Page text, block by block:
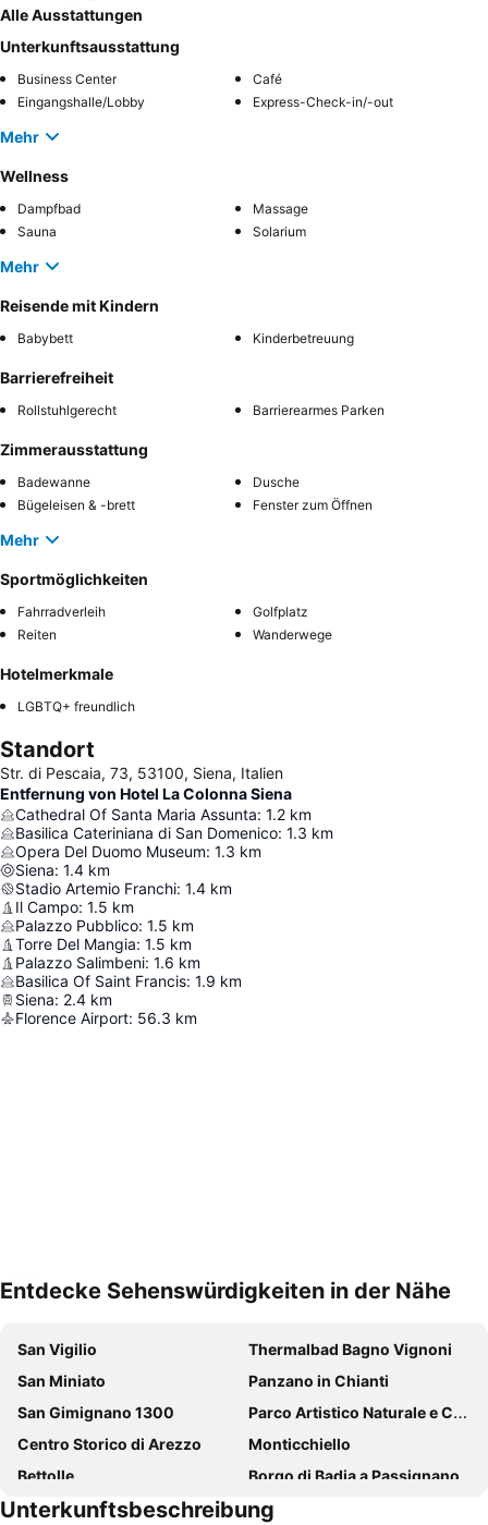
Alle Ausstattungen
Unterkunftsausstattung
Business Center
Café
Eingangshalle/Lobby
Express-Check-in/-out
Mehr
Wellness
Dampfbad
Massage
Sauna
Solarium
Mehr
Reisende mit Kindern
Babybett Kinderbetreuung
Barrierefreiheit
Rollstuhlgerecht Barrierearmes Parken
Zimmerausstattung
Badewanne
Dusche
Bügeleisen & -brett
Fenster zum Öffnen
Mehr
Sportmöglichkeiten
Fahrradverleih
Golfplatz
Reiten
Wanderwege
Hotelmerkmale
LGBTQ+ freundlich
Standort
Str. di Pescaia, 73, 53100, Siena, Italien
Entfernung von Hotel La Colonna Siena
Cathedral Of Santa Maria Assunta: 1.2 km
Basilica Cateriniana di San Domenico: 1.3 km
Opera Del Duomo Museum: 1.3 km
Siena: 1.4 km
Stadio Artemio Franchi: 1.4 km
Il Campo: 1.5 km
Palazzo Pubblico: 1.5 km
Torre Del Mangia: 1.5 km
Palazzo Salimbeni: 1.6 km
Basilica Of Saint Francis: 1.9 km
Siena: 2.4 km
Florence Airport: 56.3 km
Entdecke Sehenswürdigkeiten in der Nähe
San Vigilio
Thermalbad Bagno Vignoni
San Miniato
Panzano in Chianti
San Gimignano 1300
Parco Artistico Naturale e Culturale della Val d'Orcia
Centro Storico di Arezzo
Monticchiello
Bettolle
Borgo di Badia a Passignano
Historische Altstadt von Pienza
Schloß Brolio
Unterkunftsbeschreibung